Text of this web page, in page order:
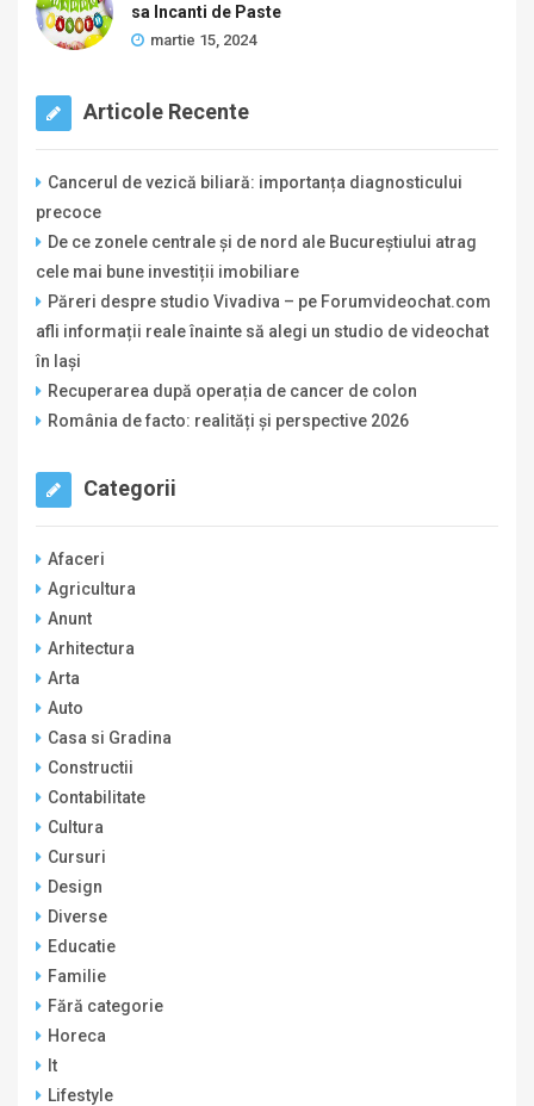
sa Incanti de Paste
martie 15, 2024
Articole Recente
Cancerul de vezică biliară: importanța diagnosticului
precoce
De ce zonele centrale și de nord ale Bucureștiului atrag
cele mai bune investiții imobiliare
Păreri despre studio Vivadiva – pe Forumvideochat.com
afli informații reale înainte să alegi un studio de videochat
în Iași
Recuperarea după operația de cancer de colon
România de facto: realități și perspective 2026
Categorii
Afaceri
Agricultura
Anunt
Arhitectura
Arta
Auto
Casa si Gradina
Constructii
Contabilitate
Cultura
Cursuri
Design
Diverse
Educatie
Familie
Fără categorie
Horeca
It
Lifestyle